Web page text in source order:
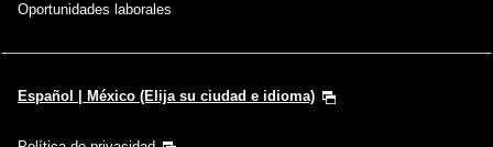
Oportunidades laborales
Español | México (Elija su ciudad e idioma)